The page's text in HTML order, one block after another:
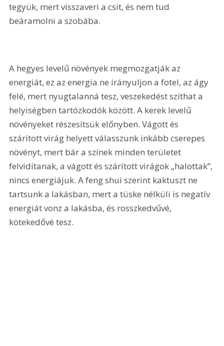
tegyük, mert visszaveri a csit, és nem tud
beáramolni a szobába.
A hegyes levelű növények megmozgatják az
energiát, ez az energia ne irányuljon a fotel, az ágy
felé, mert nyugtalanná tesz, veszekedést szíthat a
helyiségben tartózkodók között. A kerek levelű
növényeket részesítsük előnyben. Vágott és
szárított virág helyett válasszunk inkább cserepes
növényt, mert bár a színek minden területet
felvidítanak, a vágott és szárított virágok „halottak”,
nincs energiájuk. A feng shui szerint kaktuszt ne
tartsunk a lakásban, mert a tüske nélküli is negatív
energiát vonz a lakásba, és rosszkedvűvé,
kötekedővé tesz.